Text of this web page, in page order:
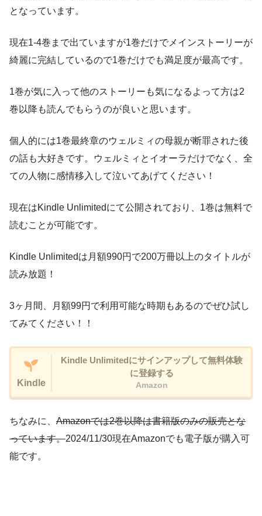
となっています。
現在1-4巻まで出ていますが1巻だけでメインストーリーが
綺麗に完結しているので1巻だけでも満足度が最高です。
1巻が気に入って他のストーリーも気になるよって方は2
巻以降も読んでもらうのが良いと思います。
個人的には1巻最終章のウェルミィの母親が断罪された後
の話も大好きです。ウェルミィとイオーラだけでなく、全
ての人物に感情移入して泣いてあげてください！
現在はKindle Unlimitedにて公開されており、1巻は無料で
読むことが可能です。
Kindle Unlimitedは月額990円で200万冊以上のタイトルが
読み放題！
3ヶ月間、月額99円で利用可能な時期もあるのでぜひ試し
てみてください！！
Kindle
Kindle Unlimitedにサインアップして無料体験
に登録する
Amazon
ちなみに、 Amazonでは2巻以降は書籍版のみの販売とな
っています。2024/11/30現在Amazonでも電子版が購入可
能です。